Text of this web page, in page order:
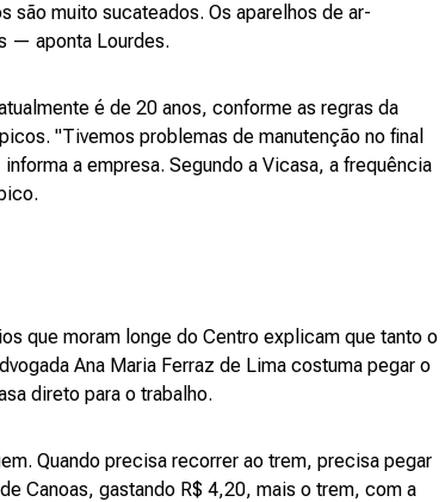
são muito sucateados. Os aparelhos de ar-
— aponta Lourdes.
é de 20 anos, conforme as regras da
"Tivemos problemas de manutenção no final
a empresa. Segundo a Vicasa, a frequência
que moram longe do Centro explicam que tanto o
Ana Maria Ferraz de Lima costuma pegar o
direto para o trabalho.
Quando precisa recorrer ao trem, precisa pegar
Canoas, gastando R$ 4,20, mais o trem, com a